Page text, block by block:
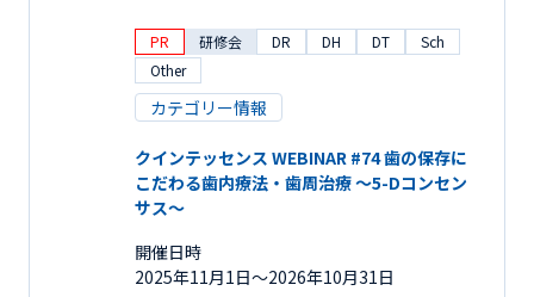
PR 研修会 DR DH DT
Sch
Other
カテゴリー情報
クインテッセンス WEBINAR #74 歯の保存に
こだわる歯内療法・歯周治療 ～5-Dコンセン
サス～
開催日時
2025年11月1日〜2026年10月31日